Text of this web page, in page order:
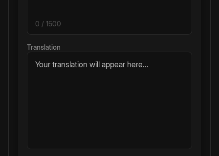
0 / 1500
Translation
Your translation will appear here...